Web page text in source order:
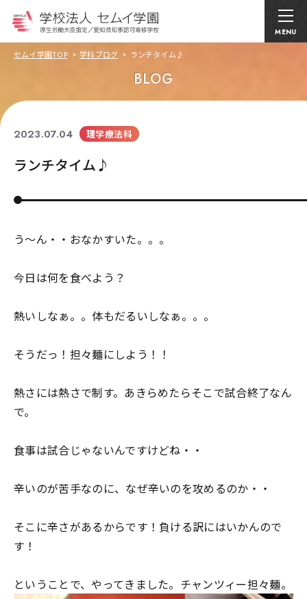
MENU
セムイ学園TOP 学科ブログ ランチタイム♪
BLOG
2023.07.04 理学療法科
ランチタイム♪
う～ん・・おなかすいた。。。
今日は何を食べよう？
熱いしなぁ。。体もだるいしなぁ。。。
そうだっ！担々麺にしよう！！
熱さには熱さで制す。あきらめたらそこで試合終了なん
で。
食事は試合じゃないんですけどね・・
辛いのが苦手なのに、なぜ辛いのを攻めるのか・・
そこに辛さがあるからです！負ける訳にはいかんので
す！
ということで、やってきました。チャンツィー担々麺。